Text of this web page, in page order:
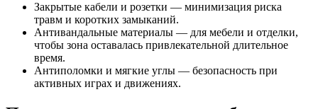
Закрытые кабели и розетки — минимизация риска
травм и коротких замыканий.
Антивандальные материалы — для мебели и отделки,
чтобы зона оставалась привлекательной длительное
время.
Антиполомки и мягкие углы — безопасность при
активных играх и движениях.